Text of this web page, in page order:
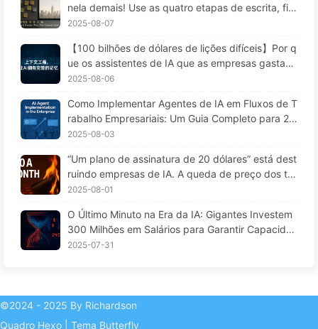
nela demais! Use as quatro etapas de escrita, filtr
agem, compressão e isolamento; fique atento à c
em, e mantenha o ruído do lado de fora — Apren
da AI 170
2025-08-07
【100 bilhões de dólares de lições difíceis】Por q
ue os assistentes de IA que as empresas gastam
fortunas para implementar "esquecem" nos mom
ntem seu desempenho em 90%? — Aprendendo I
A 169
2025-08-06
Como Implementar Agentes de IA em Fluxos de T
rabalho Empresariais: Um Guia Completo para 20
25 — Aprendendo IA aos Poucos 166
2025-08-03
“Um plano de assinatura de 20 dólares” está dest
ruindo empresas de IA. A queda de preço dos to
kens é uma ilusão; o que realmente custa caro na
e 164
2025-08-01
O Último Minuto na Era da IA: Gigantes Investem
300 Milhões em Salários para Garantir Capacida
de de Cálculo, Usufruindo do seu Tempo Livre pa
2025-07-31
©2024 - 2025 By Richardson
Quadro Hexo Tema Butterfly